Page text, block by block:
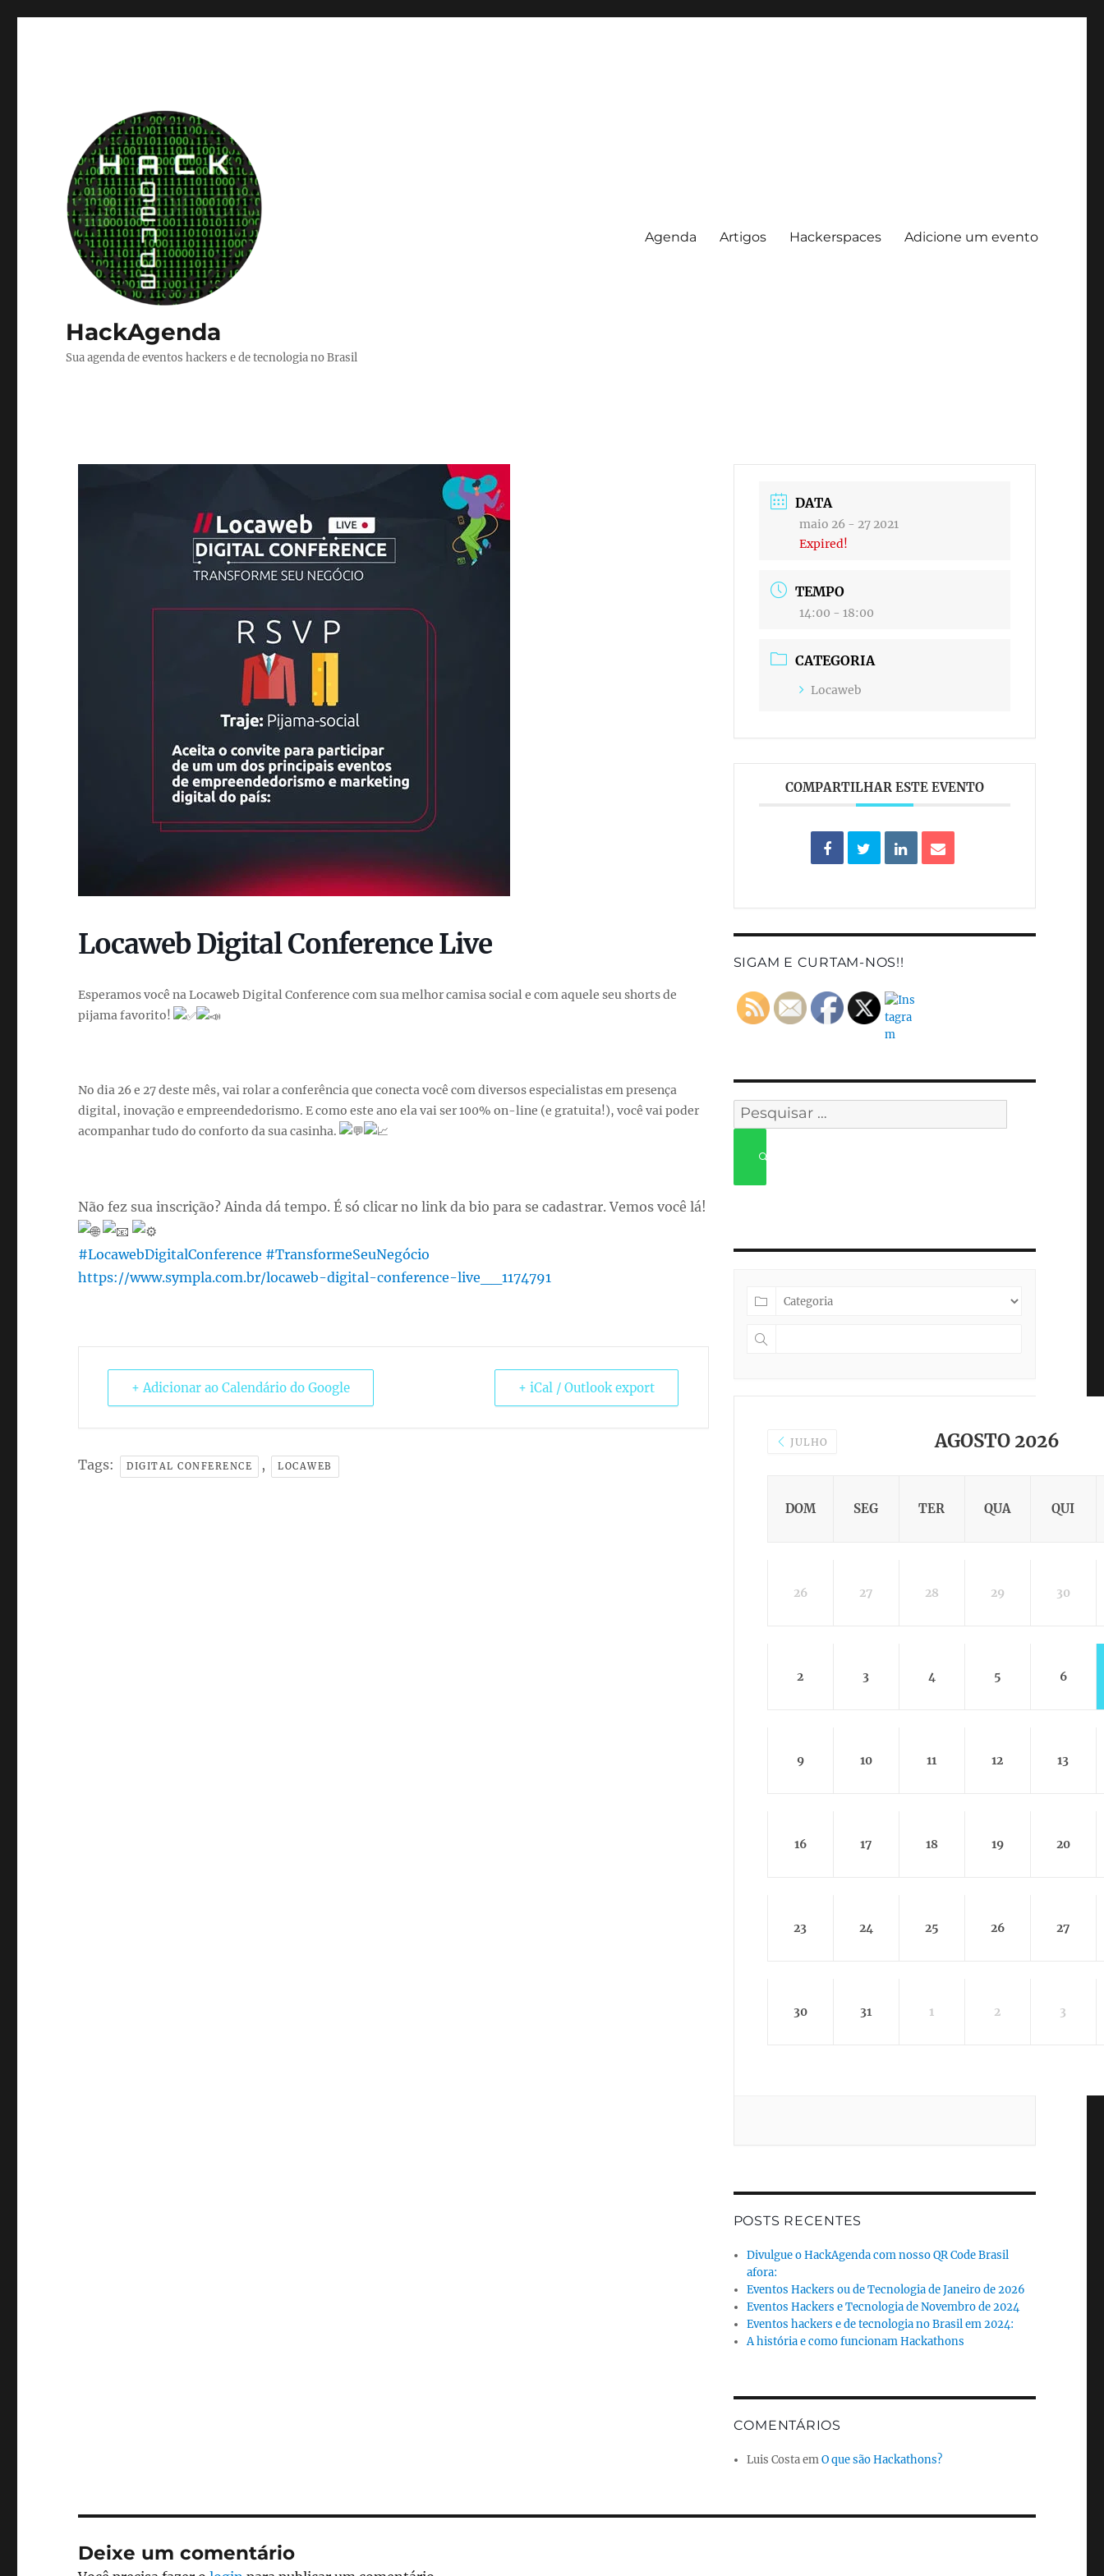
HackAgenda
Sua agenda de eventos hackers e de tecnologia no Brasil
Agenda Artigos Hackerspaces Adicione um evento
Locaweb Digital Conference Live
Esperamos você na Locaweb Digital Conference com sua melhor camisa social e com aquele seu shorts de
pijama favorito!
No dia 26 e 27 deste mês, vai rolar a conferência que conecta você com diversos especialistas em presença
digital, inovação e empreendedorismo. E como este ano ela vai ser 100% on-line (e gratuita!), você vai poder
acompanhar tudo do conforto da sua casinha.
Não fez sua inscrição? Ainda dá tempo. É só clicar no link da bio para se cadastrar. Vemos você lá!
#LocawebDigitalConference #TransformeSeuNegócio
https://www.sympla.com.br/locaweb-digital-conference-live__1174791
+ Adicionar ao Calendário do Google + iCal / Outlook export
Tags: DIGITAL CONFERENCE , LOCAWEB
DATA
maio 26 - 27 2021
Expired!
TEMPO
14:00 - 18:00
CATEGORIA
Locaweb
COMPARTILHAR ESTE EVENTO
SIGAM E CURTAM-NOS!!
Pesquisar
por:
JULHO AGOSTO 2026
DOM SEG TER QUA QUI
26 27 28 29 30
2 3 4 5 6
9 10 11 12 13
16 17 18 19 20
23 24 25 26 27
30 31 1 2 3
POSTS RECENTES
Divulgue o HackAgenda com nosso QR Code Brasil
afora:
Eventos Hackers ou de Tecnologia de Janeiro de 2026
Eventos Hackers e Tecnologia de Novembro de 2024
Eventos hackers e de tecnologia no Brasil em 2024:
A história e como funcionam Hackathons
COMENTÁRIOS
Luis CostaemO que são Hackathons?
Deixe um comentário